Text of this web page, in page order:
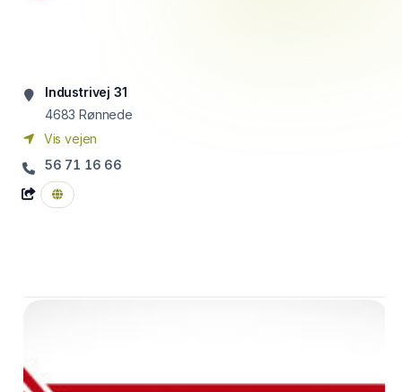
Industrivej 31
4683 Rønnede
Vis vejen
56 71 16 66